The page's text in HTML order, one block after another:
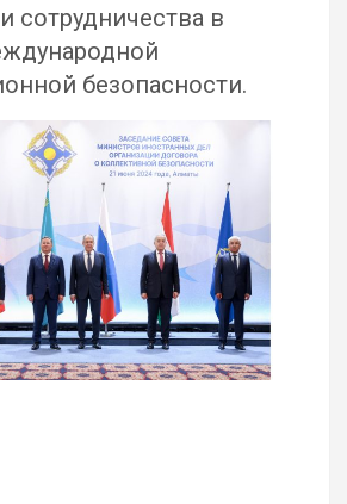
сотрудничества в
безопасности.